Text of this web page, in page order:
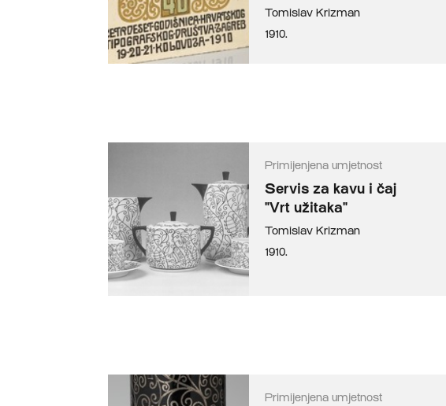
Tomislav Krizman
1910.
Primijenjena umjetnost
Servis za kavu i čaj
"Vrt užitaka"
Tomislav Krizman
1910.
Primijenjena umjetnost